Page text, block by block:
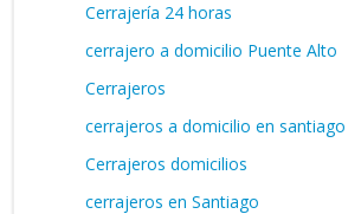
Cerrajería 24 horas
cerrajero a domicilio Puente Alto
Cerrajeros
cerrajeros a domicilio en santiago
Cerrajeros domicilios
cerrajeros en Santiago